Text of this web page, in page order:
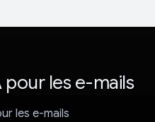
pour les e-mails
les e-mails